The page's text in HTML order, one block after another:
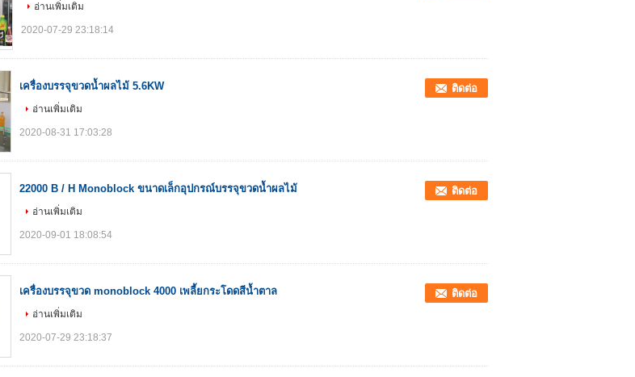
อ่านเพิ่มเติม
2020-07-29 23:18:14
เครื่องบรรจุขวดน้ำผลไม้ 5.6KW ติดต่อ
อ่านเพิ่มเติม
2020-08-31 17:03:28
22000 B / H Monoblock ขนาดเล็กอุปกรณ์บรรจุขวดน้ำผลไม้ ติดต่อ
อ่านเพิ่มเติม
2020-09-01 18:08:54
เครื่องบรรจุขวด monoblock 4000 เพลี้ยกระโดดสีน้ำตาล ติดต่อ
อ่านเพิ่มเติม
2020-07-29 23:18:37